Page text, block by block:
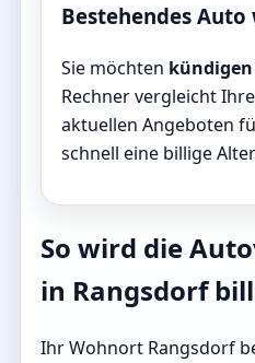
Bestehendes Auto
Sie möchten kündigen
Rechner vergleicht
aktuellen Angeboten
schnell eine billige
So wird die
in Rangsdorf
Ihr Wohnort Rangsdorf